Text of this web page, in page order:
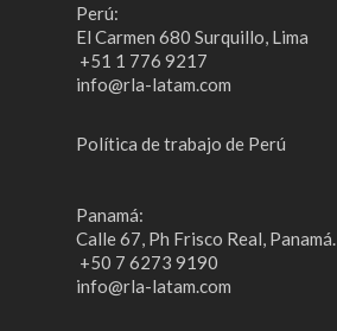
​Perú:
​El Carmen 680 Surquillo, Lima
​ +51 1 776 9217
info@rla-latam.com
Política de trabajo de Perú
Panamá:
​Calle 67, Ph Frisco Real, Panamá.
​ +50 7 6273 9190
info@rla-latam.com